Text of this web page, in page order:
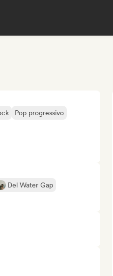
Pop progressivo
Del Water Gap